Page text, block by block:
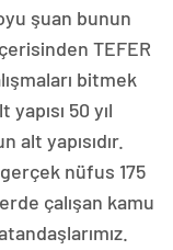
şuan bunun
TEFER
bitmek
50 yıl
alt yapısıdır.
nüfus 175
çalışan kamu